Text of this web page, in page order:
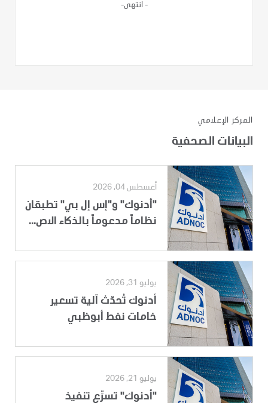
- انتهى-
المركز الإعلامي
البيانات الصحفية
أغسطس 04, 2026
"أدنوك" و"إس إل بي" تطبقان
نظاماً مدعوماً بالذكاء الاص...
يوليو 31, 2026
أدنوك تُحدّث آلية تسعير
خامات نفط أبوظبي
يوليو 21, 2026
"أدنوك" تسرِّع تنفيذ